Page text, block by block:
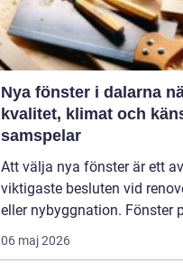
Nya fönster i dalarna när
kvalitet, klimat och
samspelar
Att välja nya fönster är ett
viktigaste besluten vid
eller nybyggnation. Fönster
06 maj 2026